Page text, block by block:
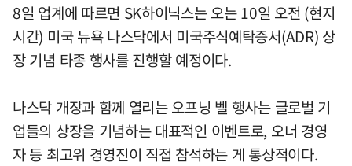
8일 업계에 따르면 SK하이닉스는 오는 10일 오전 (현지
시간) 미국 뉴욕 나스닥에서 미국주식예탁증서(ADR) 상
장 기념 타종 행사를 진행할 예정이다.
나스닥 개장과 함께 열리는 오프닝 벨 행사는 글로벌 기
업들의 상장을 기념하는 대표적인 이벤트로, 오너 경영
자 등 최고위 경영진이 직접 참석하는 게 통상적이다.